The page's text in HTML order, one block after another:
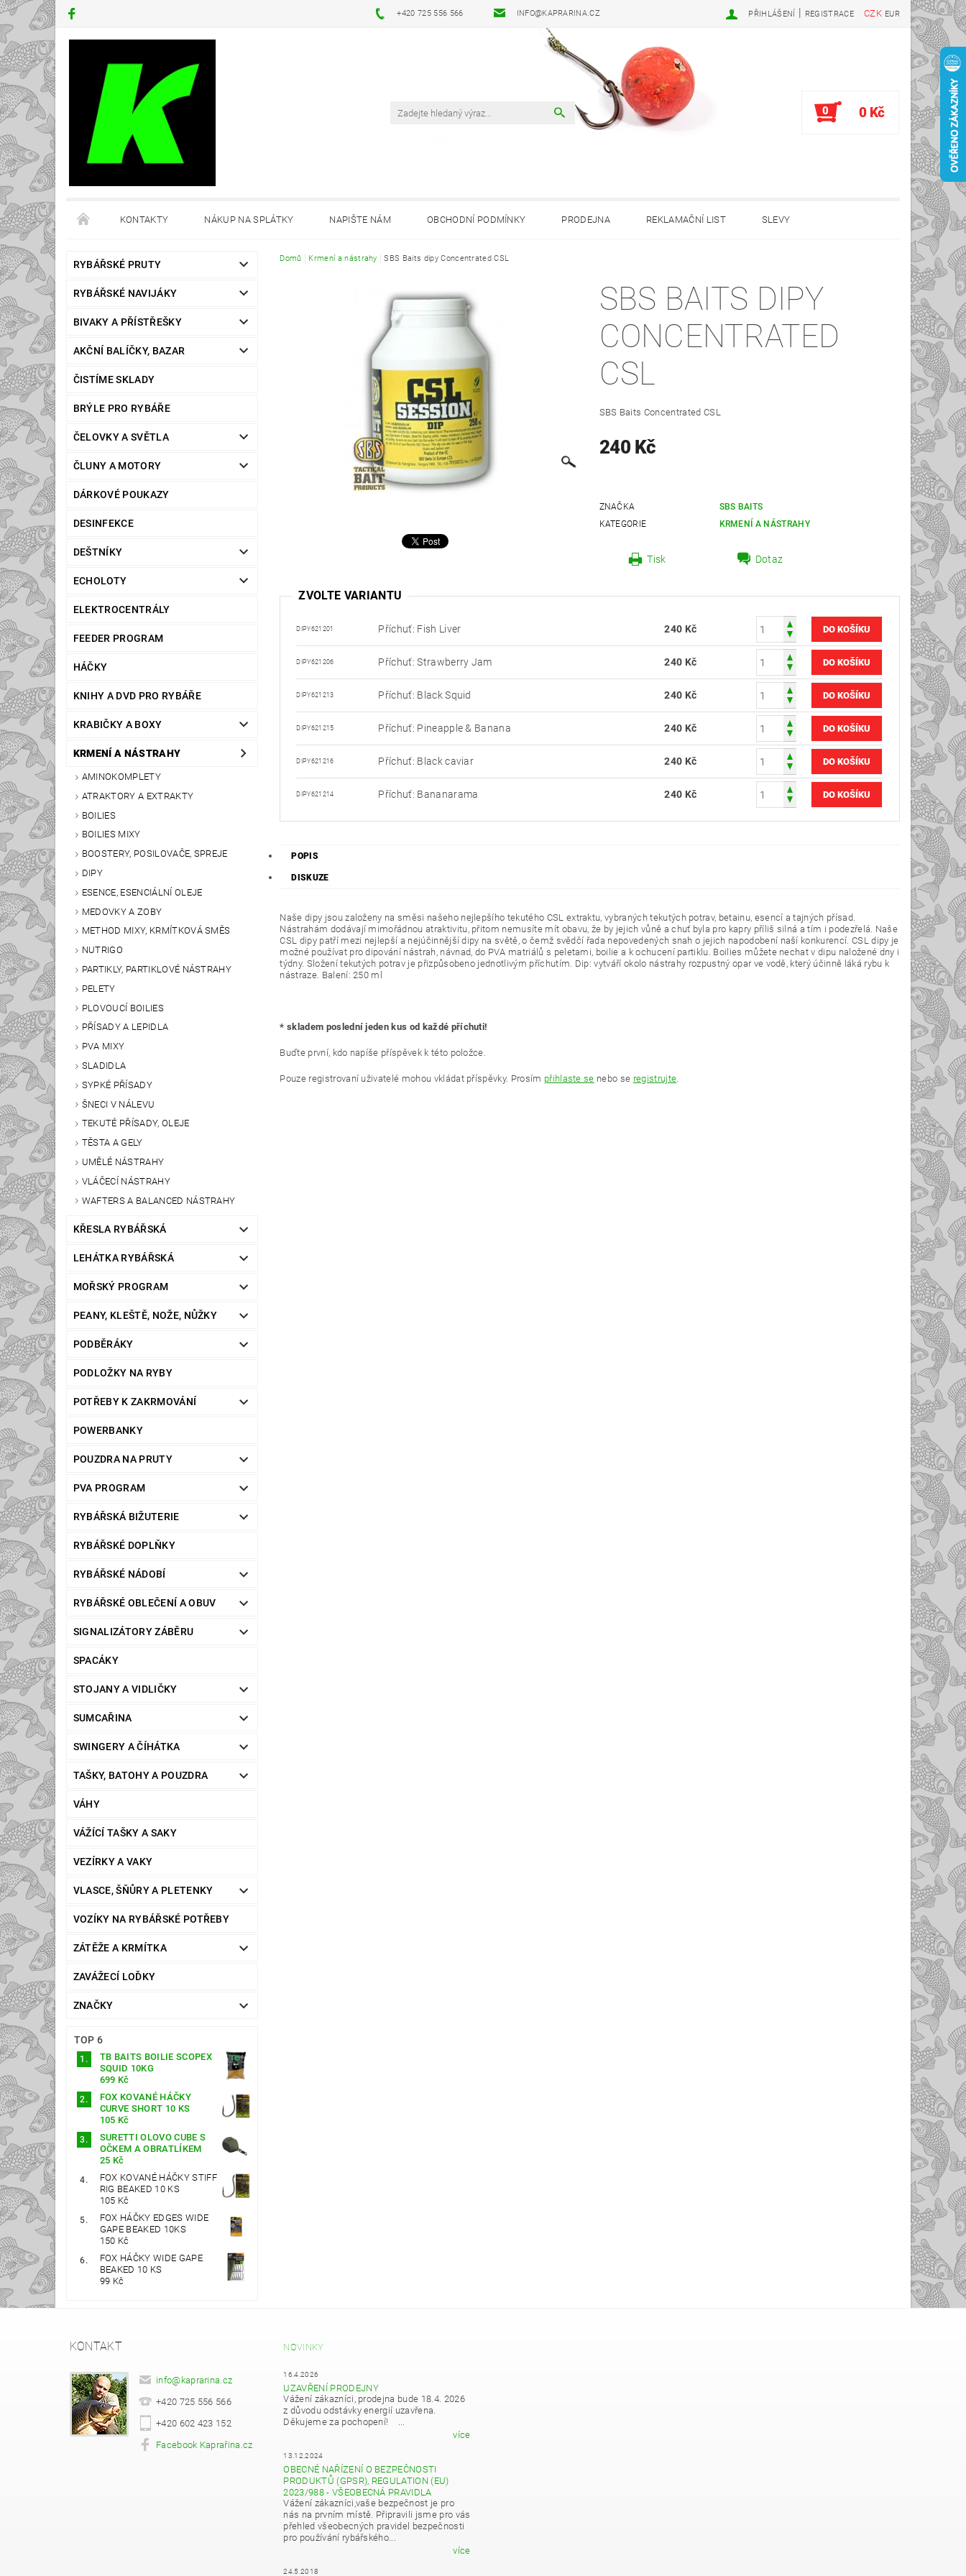
+420 725 556 566 INFO@KAPRARINA.CZ CZK EUR
PŘIHLÁŠENÍ | REGISTRACE
0 0 Kč
KONTAKTY NÁKUP NA SPLÁTKY NAPIŠTE NÁM OBCHODNÍ PODMÍNKY PRODEJNA REKLAMAČNÍ LIST SLEVY
RYBÁŘSKÉ PRUTY
RYBÁŘSKÉ NAVIJÁKY
BIVAKY A PŘÍSTŘEŠKY
AKČNÍ BALÍČKY, BAZAR
ČISTÍME SKLADY
BRÝLE PRO RYBÁŘE
ČELOVKY A SVĚTLA
ČLUNY A MOTORY
DÁRKOVÉ POUKAZY
DESINFEKCE
DEŠTNÍKY
ECHOLOTY
ELEKTROCENTRÁLY
FEEDER PROGRAM
HÁČKY
KNIHY A DVD PRO RYBÁŘE
KRABIČKY A BOXY
KRMENÍ A NÁSTRAHY
AMINOKOMPLETY
ATRAKTORY A EXTRAKTY
BOILIES
BOILIES MIXY
BOOSTERY, POSILOVAČE, SPREJE
DIPY
ESENCE, ESENCIÁLNÍ OLEJE
MEDOVKY A ZOBY
METHOD MIXY, KRMÍTKOVÁ SMĚS
NUTRIGO
PARTIKLY, PARTIKLOVÉ NÁSTRAHY
PELETY
PLOVOUCÍ BOILIES
PŘÍSADY A LEPIDLA
PVA MIXY
SLADIDLA
SYPKÉ PŘÍSADY
ŠNECI V NÁLEVU
TEKUTÉ PŘÍSADY, OLEJE
TĚSTA A GELY
UMĚLÉ NÁSTRAHY
VLÁČECÍ NÁSTRAHY
WAFTERS A BALANCED NÁSTRAHY
KŘESLA RYBÁŘSKÁ
LEHÁTKA RYBÁŘSKÁ
MOŘSKÝ PROGRAM
PEANY, KLEŠTĚ, NOŽE, NŮŽKY
PODBĚRÁKY
PODLOŽKY NA RYBY
POTŘEBY K ZAKRMOVÁNÍ
POWERBANKY
POUZDRA NA PRUTY
PVA PROGRAM
RYBÁŘSKÁ BIŽUTERIE
RYBÁŘSKÉ DOPLŇKY
RYBÁŘSKÉ NÁDOBÍ
RYBÁŘSKÉ OBLEČENÍ A OBUV
SIGNALIZÁTORY ZÁBĚRU
SPACÁKY
STOJANY A VIDLIČKY
SUMCAŘINA
SWINGERY A ČÍHÁTKA
TAŠKY, BATOHY A POUZDRA
VÁHY
VÁŽÍCÍ TAŠKY A SAKY
VEZÍRKY A VAKY
VLASCE, ŠŇŮRY A PLETENKY
VOZÍKY NA RYBÁŘSKÉ POTŘEBY
ZÁTĚŽE A KRMÍTKA
ZAVÁŽECÍ LOĎKY
ZNAČKY
TOP 6
TB BAITS BOILIE SCOPEX
SQUID 10KG
699 Kč
FOX KOVANÉ HÁČKY
CURVE SHORT 10 KS
105 Kč
SURETTI OLOVO CUBE S
OČKEM A OBRATLÍKEM
25 Kč
FOX KOVANÉ HÁČKY STIFF
RIG BEAKED 10 KS
105 Kč
FOX HÁČKY EDGES WIDE
GAPE BEAKED 10KS
150 Kč
FOX HÁČKY WIDE GAPE
BEAKED 10 KS
99 Kč
Domů Krmení a nástrahy SBS Baits dipy Concentrated CSL
SBS BAITS DIPY
CONCENTRATED
CSL
SBS Baits Concentrated CSL
240 Kč
ZNAČKA
SBS BAITS
KATEGORIE
KRMENÍ A NÁSTRAHY
Tisk Dotaz
ZVOLTE VARIANTU
DIPY621201 Příchuť: Fish Liver 240 Kč
DIPY621206 Příchuť: Strawberry Jam 240 Kč
DIPY621213 Příchuť: Black Squid 240 Kč
DIPY621215 Příchuť: Pineapple & Banana 240 Kč
DIPY621216 Příchuť: Black caviar 240 Kč
DIPY621214 Příchuť: Bananarama 240 Kč
POPIS
DISKUZE
Naše dipy jsou založeny na směsi našeho nejlepšího tekutého CSL extraktu, vybraných tekutých potrav, betainu, esencí a tajných přísad.
Nástrahám dodávají mimořádnou atraktivitu, přitom nemusíte mít obavu, že by jejich vůně a chuť byla pro kapry příliš silná a tím i podezřelá. Naše
CSL dipy patří mezi nejlepší a nejúčinnější dipy na světě, o čemž svědčí řada nepovedených snah o jejich napodobení naší konkurencí. CSL dipy je
možné používat pro dipování nástrah, návnad, do PVA matriálů s peletami, boilie a k ochucení partiklu. Boilies můžete nechat v dipu naložené dny i
týdny. Složení tekutých potrav je přizpůsobeno jednotlivým příchutím. Dip: vytváří okolo nástrahy rozpustný opar ve vodě, který účinně láká rybu k
nástraze. Balení: 250 ml
* skladem poslední jeden kus od každé příchuti!
Buďte první, kdo napíše příspěvek k této položce.
Pouze registrovaní uživatelé mohou vkládat příspěvky. Prosím přihlaste se nebo se registrujte.
KONTAKT
info@kaprarina.cz
+420 725 556 566
+420 602 423 152
Facebook Kaprařina.cz
NOVINKY
16.4.2026
UZAVŘENÍ PRODEJNY
Vážení zákazníci, prodejna bude 18.4. 2026
z důvodu odstávky energií uzavřena.
Děkujeme za pochopení! ...
více
13.12.2024
OBECNÉ NAŘÍZENÍ O BEZPEČNOSTI
PRODUKTŮ (GPSR), REGULATION (EU)
2023/988 - VŠEOBECNÁ PRAVIDLA
Vážení zákazníci,vaše bezpečnost je pro
nás na prvním místě. Připravili jsme pro vás
přehled všeobecných pravidel bezpečnosti
pro používání rybářského...
více
24.5.2018